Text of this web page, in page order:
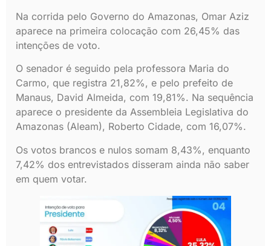
Na corrida pelo Governo do Amazonas, Omar Aziz
aparece na primeira colocação com 26,45% das
intenções de voto.
O senador é seguido pela professora Maria do
Carmo, que registra 21,82%, e pelo prefeito de
Manaus, David Almeida, com 19,81%. Na sequência
aparece o presidente da Assembleia Legislativa do
Amazonas (Aleam), Roberto Cidade, com 16,07%.
Os votos brancos e nulos somam 8,43%, enquanto
7,42% dos entrevistados disseram ainda não saber
em quem votar.